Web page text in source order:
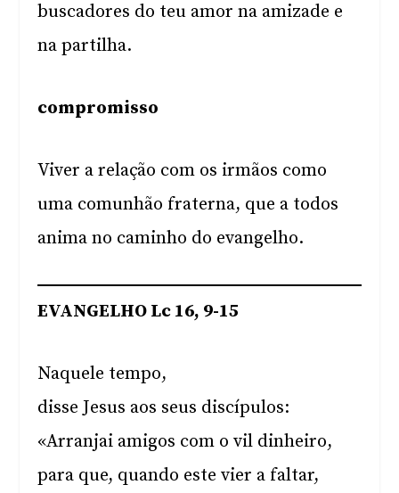
buscadores do teu amor na amizade e
na partilha.
compromisso
Viver a relação com os irmãos como
uma comunhão fraterna, que a todos
anima no caminho do evangelho.
EVANGELHO Lc 16, 9-15
Naquele tempo,
disse Jesus aos seus discípulos:
«Arranjai amigos com o vil dinheiro,
para que, quando este vier a faltar,